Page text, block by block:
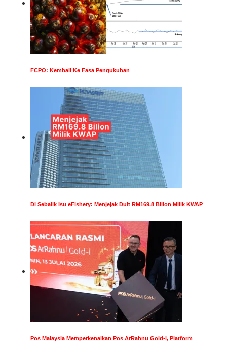
FCPO: Kembali Ke Fasa Pengukuhan
Di Sebalik Isu eFishery: Menjejak Duit RM169.8 Bilion Milik KWAP
Pos Malaysia Memperkenalkan Pos ArRahnu Gold-i, Platform